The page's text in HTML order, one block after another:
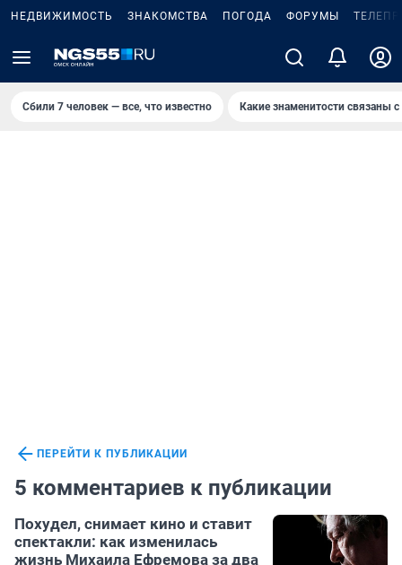
НЕДВИЖИМОСТЬ ЗНАКОМСТВА ПОГОДА ФОРУМЫ
Сбили 7 человек — все, что известно Какие знаменитости связаны
ПЕРЕЙТИ К ПУБЛИКАЦИИ
5 комментариев к публикации
Похудел, снимает кино и ставит
спектакли: как изменилась
жизнь Михаила Ефремова за два